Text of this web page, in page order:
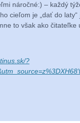
náročné:) – každý
cieľom je „dať do
to však ako čitateľke
?